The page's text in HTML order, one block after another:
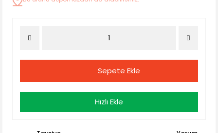
Sepete Ekle
Hızlı Ekle